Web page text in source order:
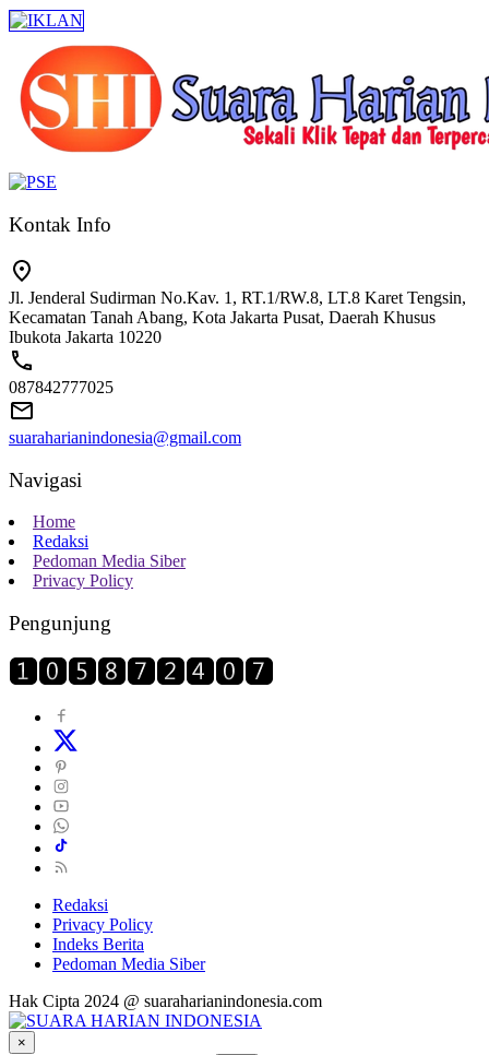
Kontak Info
Jl. Jenderal Sudirman No.Kav. 1, RT.1/RW.8, LT.8 Karet Tengsin,
Kecamatan Tanah Abang, Kota Jakarta Pusat, Daerah Khusus
Ibukota Jakarta 10220
087842777025
suaraharianindonesia@gmail.com
Navigasi
Home
Redaksi
Pedoman Media Siber
Privacy Policy
Pengunjung
Redaksi
Privacy Policy
Indeks Berita
Pedoman Media Siber
Hak Cipta 2024 @ suaraharianindonesia.com
×